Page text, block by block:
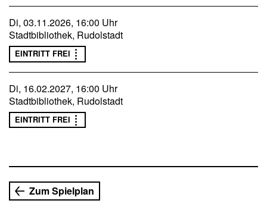
Di, 03.11.2026, 16:00 Uhr
Stadtbibliothek, Rudolstadt
EINTRITT FREI
Di, 16.02.2027, 16:00 Uhr
Stadtbibliothek, Rudolstadt
EINTRITT FREI
Zum Spielplan